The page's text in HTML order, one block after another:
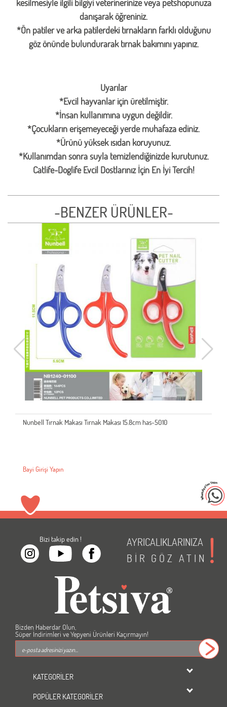
kesilmesiyle ilgili bilgiyi veterinerinize veya petshopunuza
danışarak öğreniniz.
*Ön patiler ve arka patilerdeki tırnakların farklı olduğunu
göz önünde bulundurarak tırnak bakımını yapınız.
Uyarılar
*Evcil hayvanlar için üretilmiştir.
*İnsan kullanımına uygun değildir.
*Çocukların erişemeyeceği yerde muhafaza ediniz.
*Ürünü yüksek ısıdan koruyunuz.
*Kullanımdan sonra suyla temizlendiğinizde kurutunuz.
Catlife-Doglife Evcil Dostlarınız İçin En İyi Tercih!
-BENZER ÜRÜNLER-
Nunbell Tırnak Makası Tırnak Makası 15.8cm has-5010
Bayi Girişi Yapın
Bizi takip edin !
AYRICALIKLARINIZA
BİR GÖZ ATIN
Bizden Haberdar Olun,
Süper İndirimleri ve Yepyeni Ürünleri Kaçırmayın!
KATEGORİLER
dondurulmuş ürünler
POPÜLER KATEGORİLER